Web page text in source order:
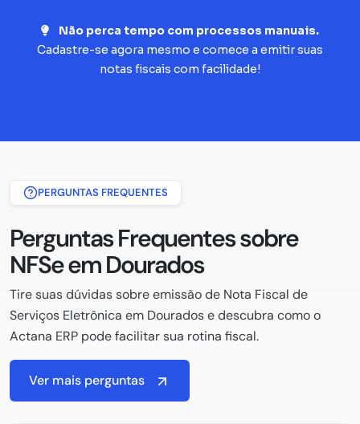
Não perca tempo com processos manuais.
Cadastre-se agora mesmo e comece a emitir suas
notas fiscais com facilidade!
PERGUNTAS FREQUENTES
Perguntas Frequentes sobre
NFSe em Dourados
Tire suas dúvidas sobre emissão de Nota Fiscal de
Serviços Eletrônica em Dourados e descubra como o
Actana ERP pode facilitar sua rotina fiscal.
Ver mais perguntas